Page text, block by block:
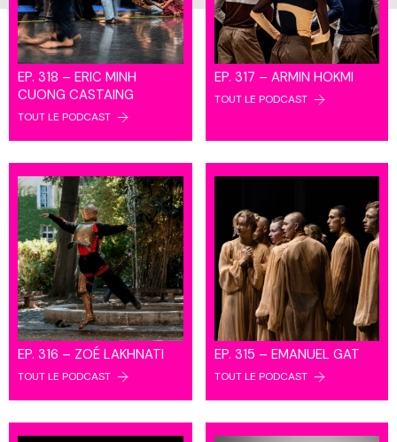
EP. 318 – ERIC MINH
CUONG CASTAING
TOUT LE PODCAST
EP. 317 – ARMIN HOKMI
TOUT LE PODCAST
EP. 316 – ZOÉ LAKHNATI
TOUT LE PODCAST
EP. 315 – EMANUEL GAT
TOUT LE PODCAST